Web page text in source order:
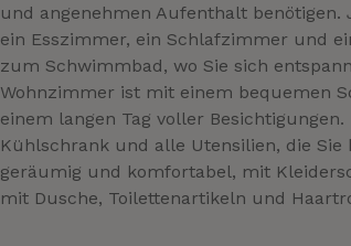
und angenehmen Aufenthalt
ein Esszimmer, ein Schlafzimmer und
zum Schwimmbad, wo Sie sich
Wohnzimmer ist mit einem bequemen
einem langen Tag voller
Kühlschrank und alle Utensilien, die
geräumig und komfortabel, mit
mit Dusche, Toilettenartikeln und